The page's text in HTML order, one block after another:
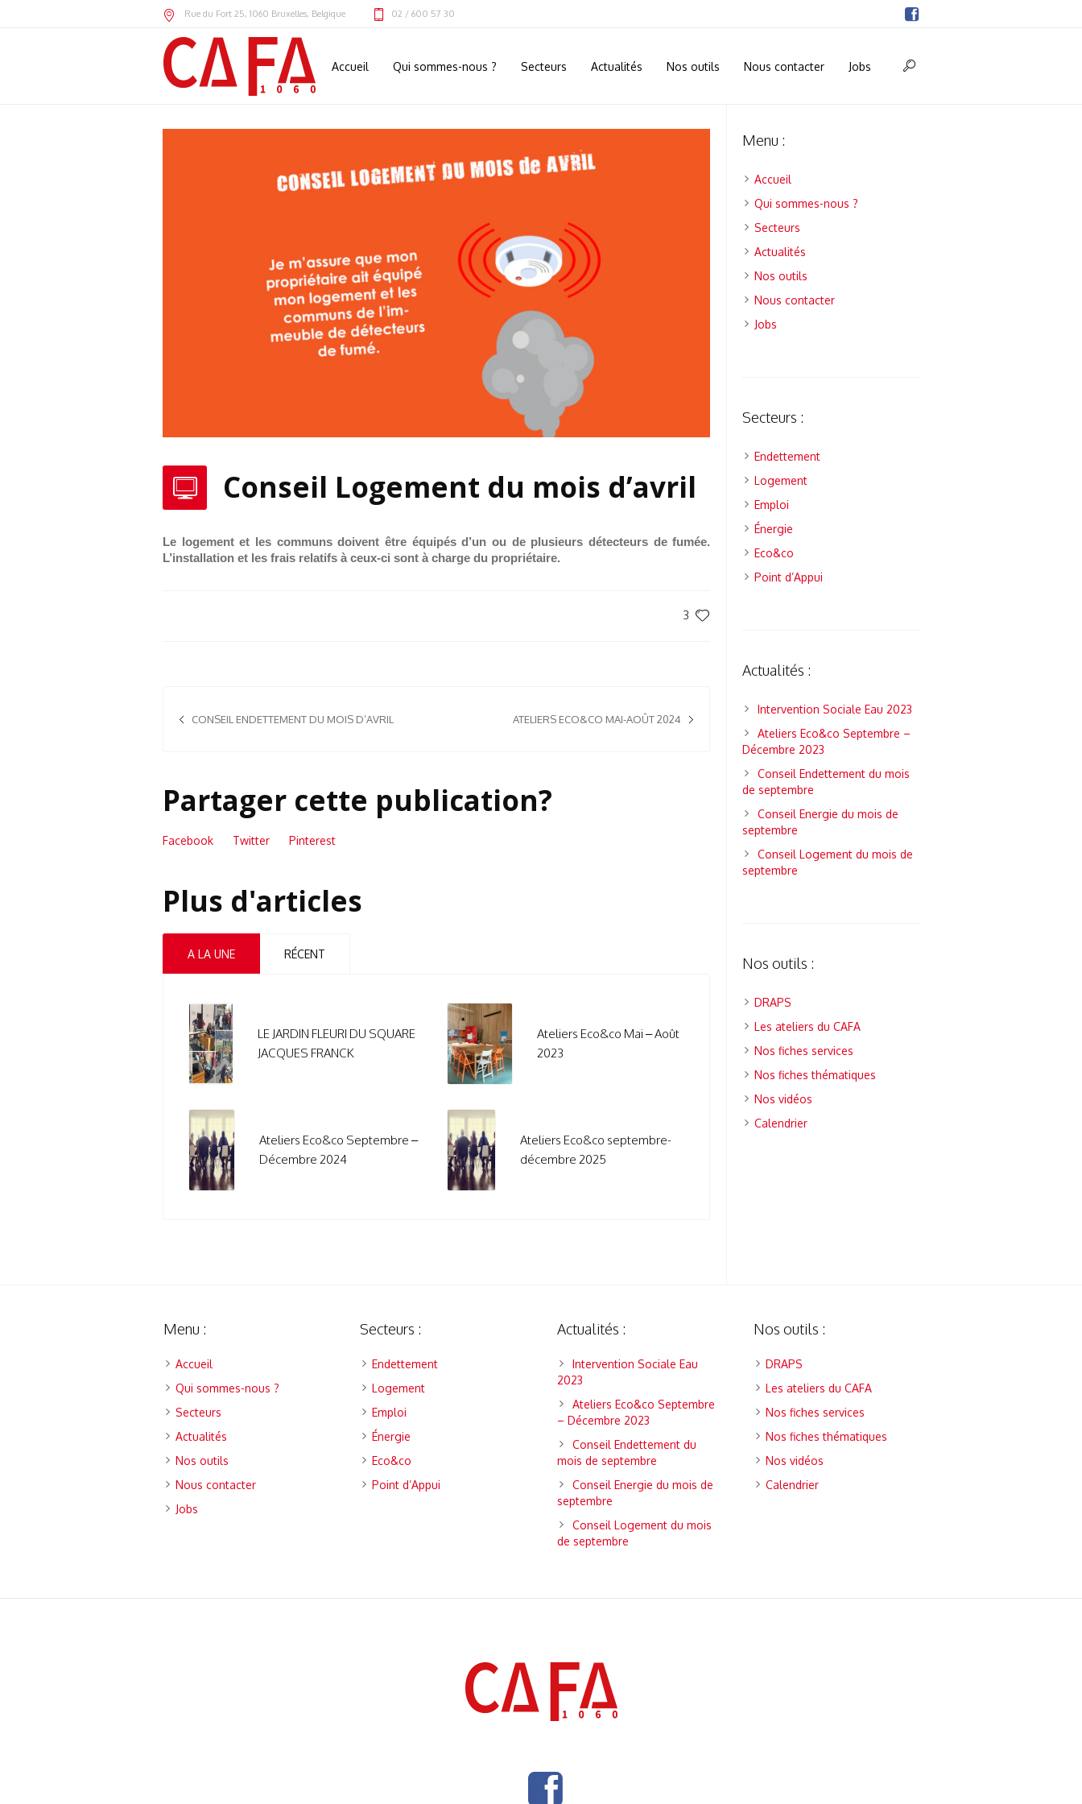
Rue du Fort 25, 1060 Bruxelles, Belgique 02 / 600 57 30
Accueil Qui sommes-nous ? Secteurs Actualités Nos outils Nous contacter Jobs
Conseil Logement du mois d’avril
Le logement et les communs doivent être équipés d’un ou de plusieurs détecteurs de fumée.
L’installation et les frais relatifs à ceux-ci sont à charge du propriétaire.
3
ATELIERS ECO&CO MAI-AOÛT 2024
CONSEIL ENDETTEMENT DU MOIS D’AVRIL
Partager cette publication?
Facebook Twitter Pinterest
Plus d'articles
A LA UNE RÉCENT
LE JARDIN FLEURI DU SQUARE
JACQUES FRANCK
Ateliers Eco&co Mai – Août
2023
Ateliers Eco&co Septembre –
Décembre 2024
Ateliers Eco&co septembre-
décembre 2025
Menu :
Accueil
Qui sommes-nous ?
Secteurs
Actualités
Nos outils
Nous contacter
Jobs
Secteurs :
Endettement
Logement
Emploi
Énergie
Eco&co
Point d’Appui
Actualités :
Intervention Sociale Eau 2023
Ateliers Eco&co Septembre –
Décembre 2023
Conseil Endettement du mois
de septembre
Conseil Energie du mois de
septembre
Conseil Logement du mois de
septembre
Nos outils :
DRAPS
Les ateliers du CAFA
Nos fiches services
Nos fiches thématiques
Nos vidéos
Calendrier
Menu :
Accueil
Qui sommes-nous ?
Secteurs
Actualités
Nos outils
Nous contacter
Jobs
Secteurs :
Endettement
Logement
Emploi
Énergie
Eco&co
Point d’Appui
Actualités :
Intervention Sociale Eau
2023
Ateliers Eco&co Septembre
– Décembre 2023
Conseil Endettement du
mois de septembre
Conseil Energie du mois de
septembre
Conseil Logement du mois
de septembre
Nos outils :
DRAPS
Les ateliers du CAFA
Nos fiches services
Nos fiches thématiques
Nos vidéos
Calendrier